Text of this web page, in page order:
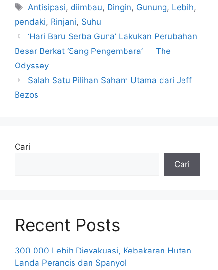
Tag
Antisipasi, diimbau, Dingin, Gunung, Lebih,
pendaki, Rinjani, Suhu
‘Hari Baru Serba Guna’ Lakukan Perubahan
Besar Berkat ‘Sang Pengembara’ — The
Odyssey
Salah Satu Pilihan Saham Utama dari Jeff
Bezos
Cari
Cari
Recent Posts
300.000 Lebih Dievakuasi, Kebakaran Hutan
Landa Perancis dan Spanyol